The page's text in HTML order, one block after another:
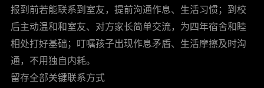
报到前若能联系到室友，提前沟通作息、生活习惯；到校
后主动温和和室友、对方家长简单交流，为四年宿舍和睦
相处打好基础；叮嘱孩子出现作息矛盾、生活摩擦及时沟
通，不用独自内耗。
留存全部关键联系方式